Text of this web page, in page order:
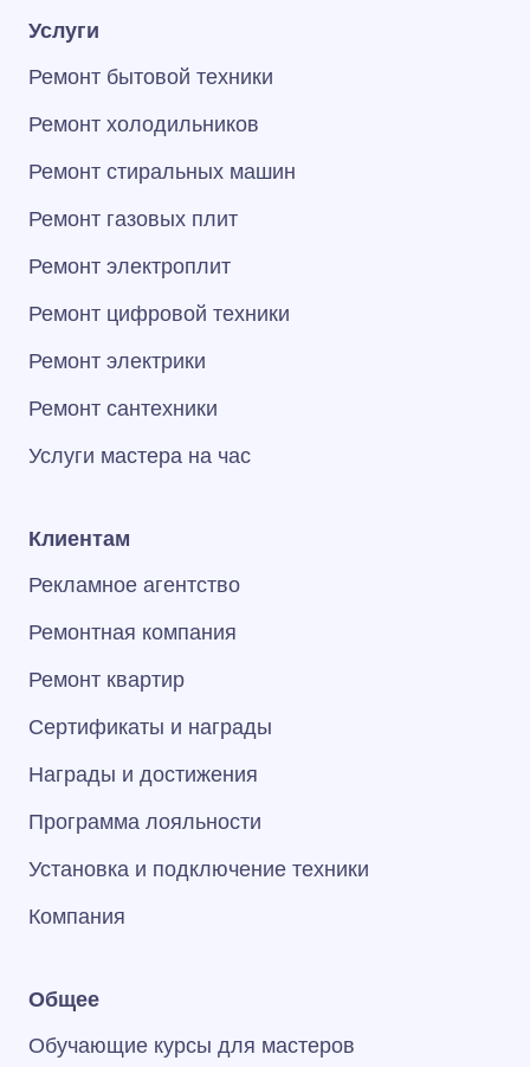
Услуги
Ремонт бытовой техники
Ремонт холодильников
Ремонт стиральных машин
Ремонт газовых плит
Ремонт электроплит
Ремонт цифровой техники
Ремонт электрики
Ремонт сантехники
Услуги мастера на час
Клиентам
Рекламное агентство
Ремонтная компания
Ремонт квартир
Сертификаты и награды
Награды и достижения
Программа лояльности
Установка и подключение техники
Компания
Общее
Обучающие курсы для мастеров